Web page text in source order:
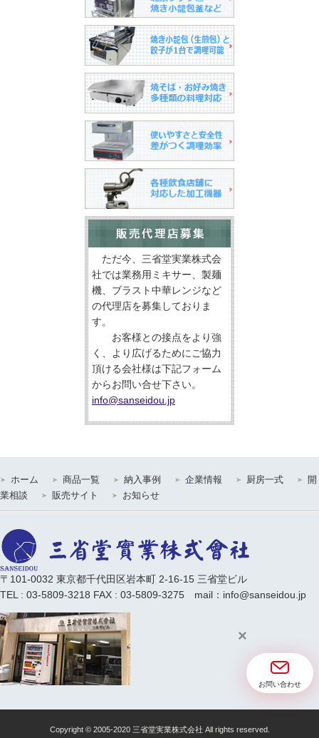
ただ今、三省堂実業株式会
社では業務用ミキサー、製麺
機、ブラスト中華レンジなど
の代理店を募集しておりま
す。
お客様との接点をより強
く、より広げるためにご協力
頂ける会社様は下記フォーム
からお問い合せ下さい。
info@sanseidou.jp
ホーム 商品一覧 納入事例 企業情報 厨房一式
開
業相談
販売サイト お知らせ
〒101-0032 東京都千代田区岩本町 2-16-15 三省堂ビル
TEL : 03-5809-3218 FAX : 03-5809-3275 mail：info@sanseidou.jp
Copyright © 2005-2020 三省堂実業株式会社 All rights reserved.
×
お問い合わせ